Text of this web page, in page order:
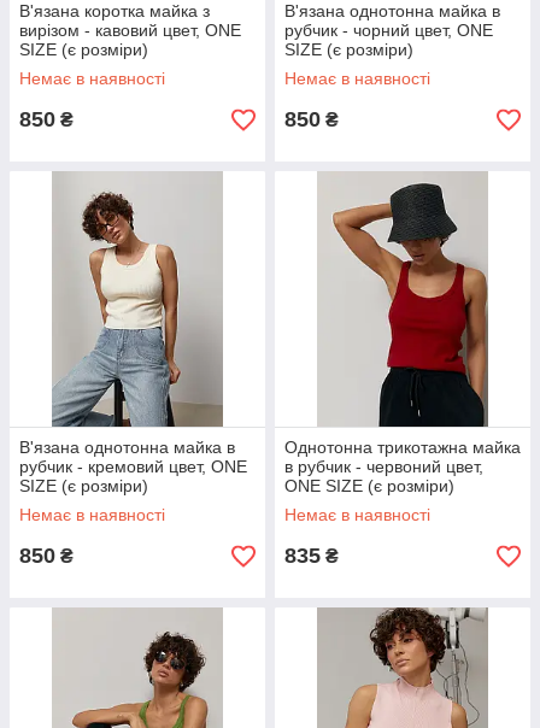
В'язана коротка майка з
вирізом - кавовий цвет, ONE
SIZE (є розміри)
Немає в наявності
850 ₴
В'язана однотонна майка в
рубчик - чорний цвет, ONE
SIZE (є розміри)
Немає в наявності
850 ₴
В'язана однотонна майка в
рубчик - кремовий цвет, ONE
SIZE (є розміри)
Немає в наявності
850 ₴
Однотонна трикотажна майка
в рубчик - червоний цвет,
ONE SIZE (є розміри)
Немає в наявності
835 ₴